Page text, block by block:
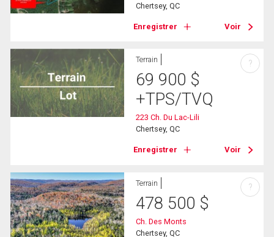
Chertsey, QC
Enregistrer Voir
Terrain
69 900 $
+TPS/TVQ
223 Ch. Du Lac-Lili
Chertsey, QC
Enregistrer Voir
?
Terrain
478 500 $
Ch. Des Monts
Chertsey, QC
?